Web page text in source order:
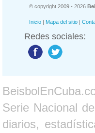
© copyright 2009 - 2026
Inicio | Mapa del sitio |
Redes sociales:
Serie Nacional
diarios,